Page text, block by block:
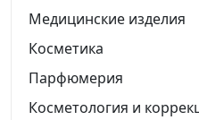
Медицинские изделия
Косметика
Парфюмерия
Косметология и